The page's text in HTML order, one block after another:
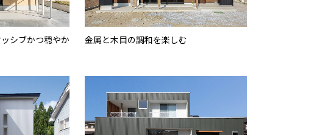
シブかつ穏やか
金属と木目の調和を楽しむ